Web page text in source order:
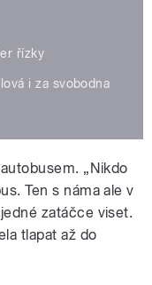
řízky
i za svobodna
„Nikdo
Ten s náma ale v
zatáčce viset.
tlapat až do